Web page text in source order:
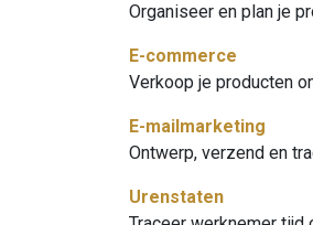
Organiseer en plan je
E-commerce
Verkoop je producten
E-mailmarketing
Ontwerp, verzend en
Urenstaten